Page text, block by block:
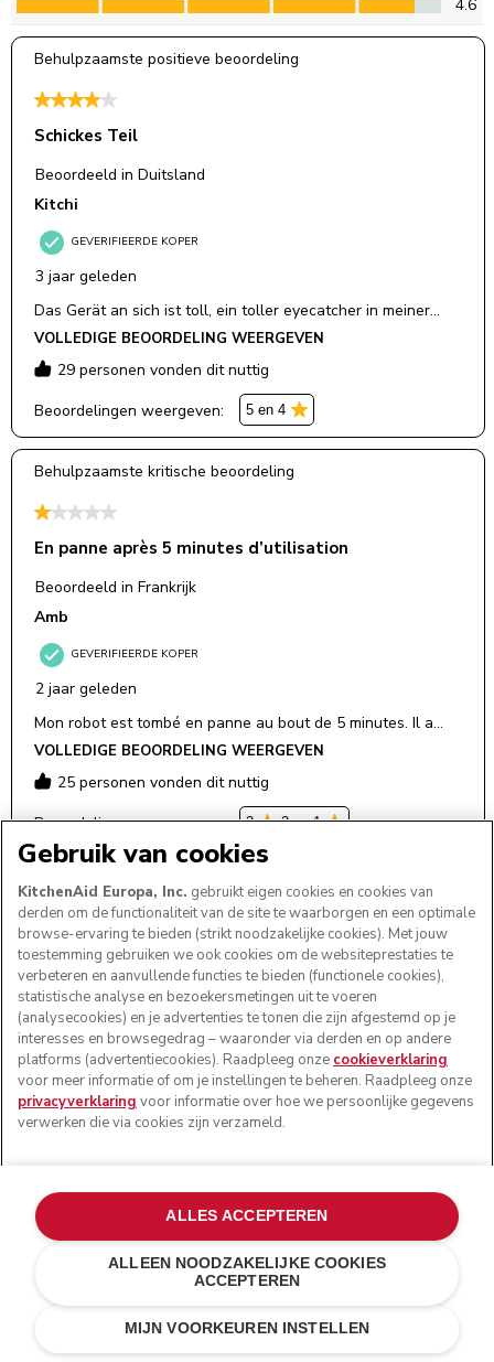
Kosten besparen€ 262,06
E-MAIL MIJ BIJ
BESCHIKBAARHEID
Gebruik van cookies
KitchenAid Europa, Inc. gebruikt eigen cookies en cookies van
derden om de functionaliteit van de site te waarborgen en een optimale
browse-ervaring te bieden (strikt noodzakelijke cookies). Met jouw
toestemming gebruiken we ook cookies om de websiteprestaties te
verbeteren en aanvullende functies te bieden (functionele cookies),
statistische analyse en bezoekersmetingen uit te voeren
(analysecookies) en je advertenties te tonen die zijn afgestemd op je
interesses en browsegedrag – waaronder via derden en op andere
platforms (advertentiecookies). Raadpleeg onze cookieverklaring
voor meer informatie of om je instellingen te beheren. Raadpleeg onze
privacyverklaring voor informatie over hoe we persoonlijke gegevens
verwerken die via cookies zijn verzameld.
MIJN VOORKEUREN INSTELLEN
ALLEEN NOODZAKELIJKE COOKIES
ACCEPTEREN
ALLES ACCEPTEREN